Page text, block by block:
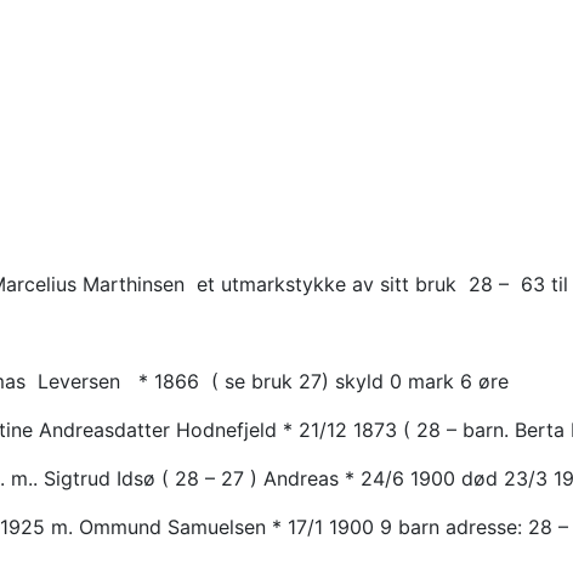
Marthinsenet utmarkstykke av sitt bruk 28 – 63 til
Leversen * 1866 ( se bruk 27) skyld 0 mark 6 øre
Andreasdatter Hodnefjeld * 21/12 1873 ( 28 – barn.
m.. Sigtrud Idsø ( 28 – 27 ) Andreas * 24/6 1900 død 23/3
m. Ommund Samuelsen * 17/1 1900 9 barn adresse: 28